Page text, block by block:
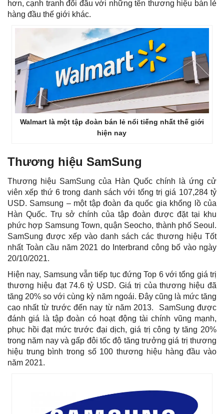
hơn, cạnh tranh đối đầu với những tên thương hiệu bán lẻ
hàng đầu thế giới khác.
Walmart là một tập đoàn bán lẻ nổi tiếng nhất thế giới
hiện nay
Thương hiệu SamSung
Thương hiệu SamSung của Hàn Quốc chính là ứng cử
viên xếp thứ 6 trong danh sách với tổng trị giá 107,284 tỷ
USD. Samsung – một tập đoàn đa quốc gia khổng lồ của
Hàn Quốc. Trụ sở chính của tập đoàn được đặt tại khu
phức hợp Samsung Town, quận Seocho, thành phố Seoul.
SamSung được xếp vào danh sách các thương hiệu Tốt
nhất Toàn cầu năm 2021 do Interbrand công bố vào ngày
20/10/2021.
Hiện nay, Samsung vẫn tiếp tục đứng Top 6 với tổng giá trị
thương hiệu đạt 74.6 tỷ USD. Giá trị của thương hiệu đã
tăng 20% so với cùng kỳ năm ngoái. Đây cũng là mức tăng
cao nhất từ trước đến nay từ năm 2013. SamSung được
đánh giá là tập đoàn có hoạt động tài chính vũng mạnh,
phục hồi đạt mức trước đại dịch, giá trị công ty tăng 20%
trong năm nay và gấp đôi tốc độ tăng trưởng giá trị thương
hiệu trung bình trong số 100 thương hiệu hàng đầu vào
năm 2021.